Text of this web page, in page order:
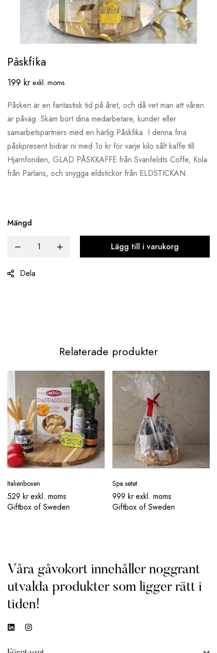
Påskfika
199 kr exkl. moms
Påsken är en fantastisk tid på året, och då vet man att våren
är påväg. Skäm bort dina medarbetare, kunder eller
samarbetspartners med en härlig Påskfika. I denna fina
påskpresent bidrar ni med 1o kr för varje kilo sålt kaffe till
Hjärnfonden, GLAD PÅSKKAFFE från Svanfeldts Coffe, Kola
från Pärlans, och snygga eldstickor från ELDSTICKAN.
Mängd
Lägg till i varukorg
Dela
Relaterade produkter
Italienboxen
529 krexkl. moms
Giftbox of Sweden
Spa setet
999 krexkl. moms
Giftbox of Sweden
Våra gåvokort innehåller noggrant
utvalda produkter som ligger rätt i
tiden!